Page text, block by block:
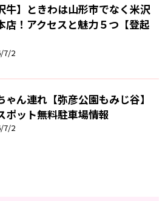
牛】ときわは山形市でなく米沢
店！アクセスと魅力５つ【登起
7/2
ゃん連れ【弥彦公園もみじ谷】
ポット無料駐車場情報
7/2